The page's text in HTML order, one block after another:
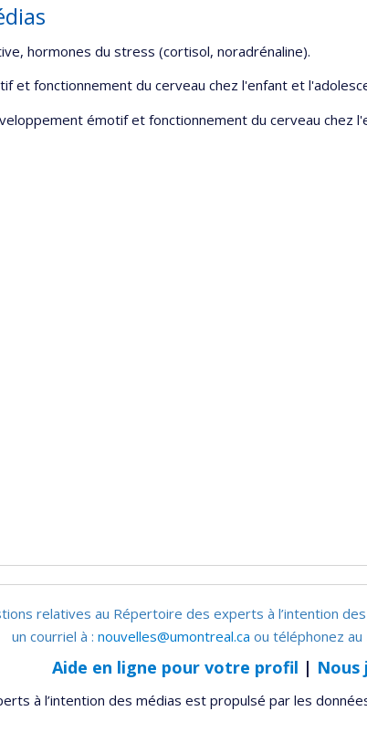
hormones du stress (cortisol, noradrénaline).
et fonctionnement du cerveau chez l'enfant et
émotif et fonctionnement du cerveau chez
relatives au Répertoire des experts à l’intention
un courriel à : nouvelles@umontreal.ca ou téléphonez
Aide en ligne pour votre profil | Nous
à l’intention des médias est propulsé par les